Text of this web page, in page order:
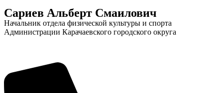
Сариев Альберт Смаилович
Начальник отдела физической культуры и спорта
Администрации Карачаевского городского округа